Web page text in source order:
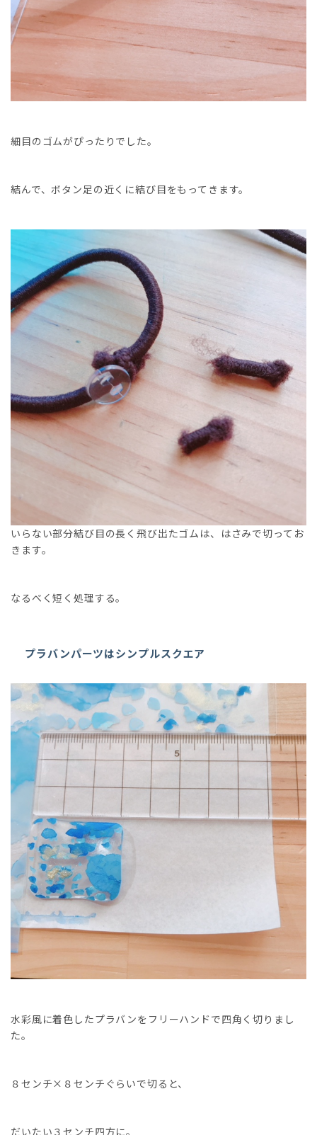
細目のゴムがぴったりでした。
結んで、ボタン足の近くに結び目をもってきます。
いらない部分結び目の長く飛び出たゴムは、はさみで切ってお
きます。
なるべく短く処理する。
プラバンパーツはシンプルスクエア
水彩風に着色したプラバンをフリーハンドで四角く切りまし
た。
８センチ×８センチぐらいで切ると、
だいたい３センチ四方に。